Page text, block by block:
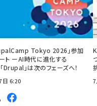
Tokyo 2026」参加
ト ーAI時代に進化する
Drupal」は次のフェーズへ！
日 6:20